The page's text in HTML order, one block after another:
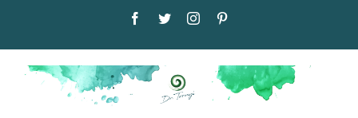
Facebook
TwitterInstagram